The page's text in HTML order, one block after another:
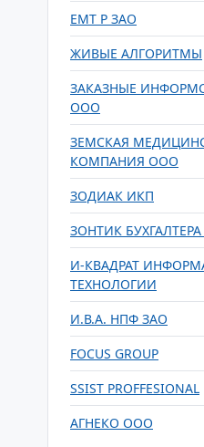
ЕМТ Р ЗАО
ЖИВЫЕ АЛГОРИТМЫ
ЗАКАЗНЫЕ
ООО
ЗЕМСКАЯ
КОМПАНИЯ ООО
ЗОДИАК ИКП
ЗОНТИК
И-КВАДРАТ
ТЕХНОЛОГИИ
И.В.А. НПФ ЗАО
FOCUS GROUP
SSIST PROFFESIONAL
АГНЕКО ООО